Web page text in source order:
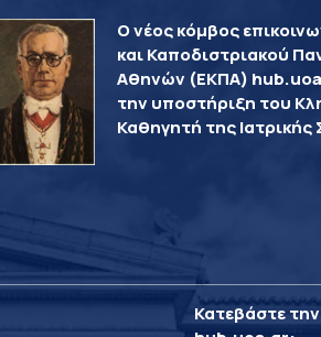
Ο νέος κόμβος
και Καποδιστριακού
Αθηνών (ΕΚΠΑ)
την υποστήριξη του
Καθηγητή της
Κατεβάστε